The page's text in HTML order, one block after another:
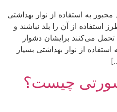
به استفاده از نوار بهداشتی
استفاده از آن را بلد نباشند و
می‌کنند برایشان دشوار
از نوار بهداشتی بسیار
شورتی چیست؟